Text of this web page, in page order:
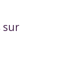
sur